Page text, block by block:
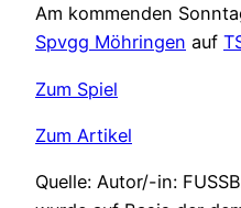
Am kommenden
Spvgg Möhringen auf
Zum Spiel
Zum Artikel
Quelle: Autor/-in: